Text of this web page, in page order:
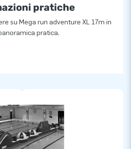
pratiche
su Mega run adventure XL 17m in
pratica.